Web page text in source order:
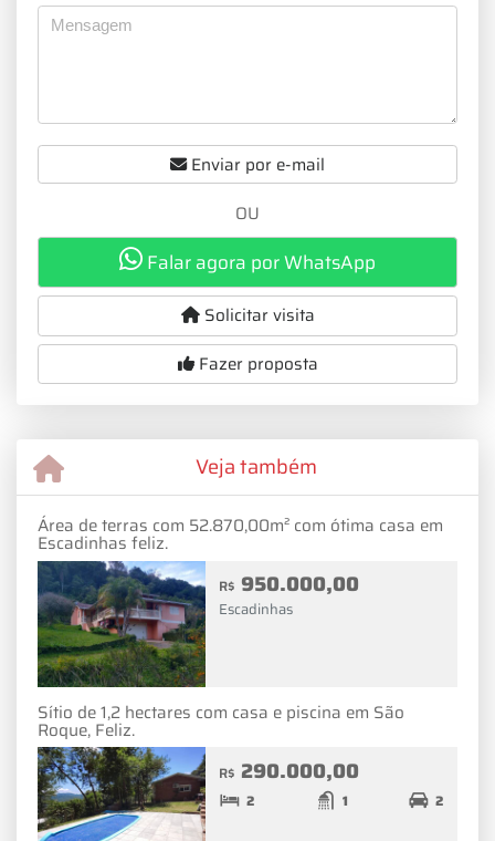
Enviar por e-mail
OU
Falar agora por WhatsApp
Solicitar visita
Fazer proposta
Veja também
Área de terras com 52.870,00m² com ótima casa em
Escadinhas feliz.
R$ 950.000,00
Escadinhas
Sítio de 1,2 hectares com casa e piscina em São
Roque, Feliz.
R$ 290.000,00
2 1 2